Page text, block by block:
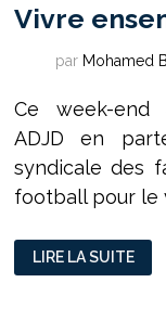
Vivre
par Mohamed
Ce week-end
ADJD en
syndicale des
football pour le
VIVRE
ENSEMBLE
AUTOUR
LIRE LA SUITE